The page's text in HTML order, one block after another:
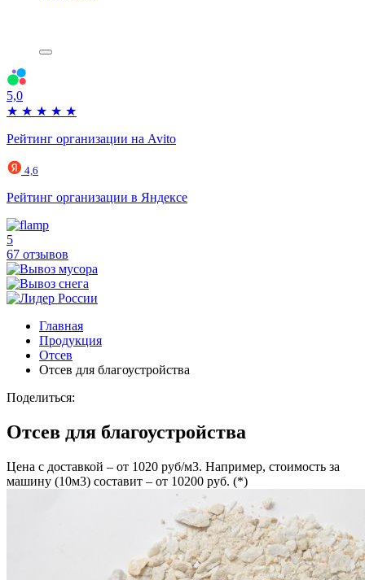
5,0
★ ★ ★ ★ ★
Рейтинг организации на Avito
4,6
Рейтинг организации в Яндексе
5
67 отзывов
Главная
Продукция
Отсев
Отсев для благоустройства
Поделиться:
Отсев для благоустройства
Цена с доставкой – от 1020 руб/м3. Например, стоимость за
машину (10м3) составит – от 10200 руб. (*)